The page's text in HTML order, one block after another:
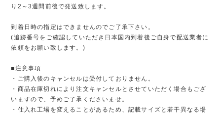
り2～3週間前後で発送致します。
到着日時の指定はできませんのでご了承下さい。
(追跡番号をご確認していただき日本国内到着後ご自身で配送業者に
依頼をお願い致します。)
■注意事項
・ご購入後のキャンセルは受付しておりません。
・商品在庫切れにより注文キャンセルとさせていただく場合もござ
いますので、予めご了承くださいませ。
・仕入れ工場を変えることがあるため、記載サイズと若干異なる場